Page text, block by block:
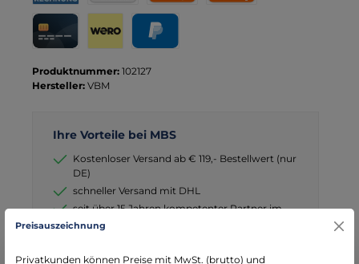
Produktnummer: 102127
Hersteller: VBM
Ihre Vorteile bei MBS
Kostenloser Versand ab € 119,- Bestellwert (nur
DE)
schneller Versand mit DHL
seit über 15 Jahren kompetenter Partner im
Bereich Notfallmedizin
Preisauszeichnung
Privatkunden können Preise mit MwSt. (brutto) und